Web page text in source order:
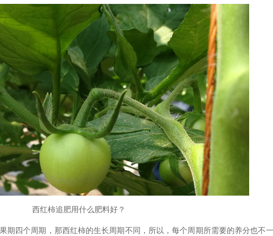
西红柿追肥用什么肥料好？
期四个周期，那西红柿的生长周期不同，所以，每个周期所需要的养分也不